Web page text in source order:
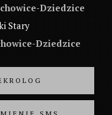
Dziedzice
Stary
Dziedzice